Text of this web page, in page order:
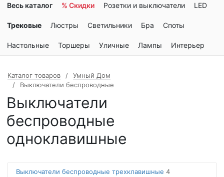
Весь каталог % Скидки Розетки и выключатели LED
Трековые Люстры Светильники Бра Споты
Настольные Торшеры Уличные Лампы Интерьер
Каталог товаров
Умный Дом
Выключатели беспроводные
Выключатели
беспроводные
одноклавишные
Выключатели беспроводные трехклавишные 4